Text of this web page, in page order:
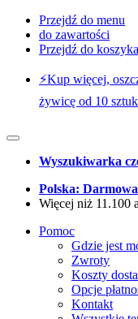
Przejdź do menu
do zawartości
Przejdź do koszyka
⚡️Kup więcej,
żywicę od 10
Wyszukiwarka
Polska:
Więcej niż 11.100
Pomoc
Gdzie jest
Zwroty
Koszty
Opcje
Kontakt